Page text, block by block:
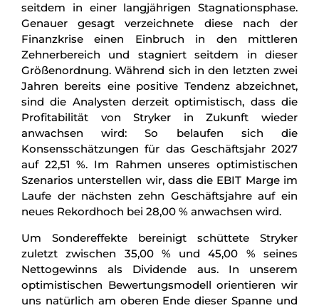
seitdem in einer langjährigen Stagnationsphase.
Genauer gesagt verzeichnete diese nach der
Finanzkrise einen Einbruch in den mittleren
Zehnerbereich und stagniert seitdem in dieser
Größenordnung. Während sich in den letzten zwei
Jahren bereits eine positive Tendenz abzeichnet,
sind die Analysten derzeit optimistisch, dass die
Profitabilität von Stryker in Zukunft wieder
anwachsen wird: So belaufen sich die
Konsensschätzungen für das Geschäftsjahr 2027
auf 22,51 %. Im Rahmen unseres optimistischen
Szenarios unterstellen wir, dass die EBIT Marge im
Laufe der nächsten zehn Geschäftsjahre auf ein
neues Rekordhoch bei 28,00 % anwachsen wird.
Um Sondereffekte bereinigt schüttete Stryker
zuletzt zwischen 35,00 % und 45,00 % seines
Nettogewinns als Dividende aus. In unserem
optimistischen Bewertungsmodell orientieren wir
uns natürlich am oberen Ende dieser Spanne und